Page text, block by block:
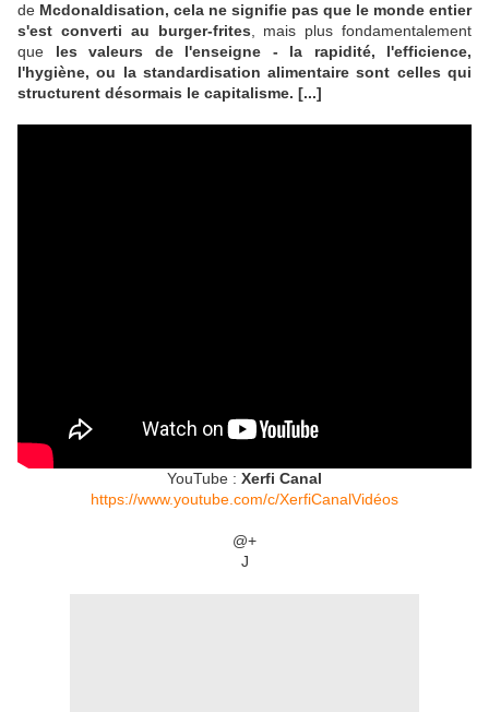
de Mcdonaldisation, cela ne signifie pas que le monde entier
s'est converti au burger-frites , mais plus fondamentalement
que les valeurs de l'enseigne - la rapidité, l'efficience,
l'hygiène, ou la standardisation alimentaire sont celles qui
structurent désormais le capitalisme. [...]
YouTube : Xerfi Canal
https://www.youtube.com/c/XerfiCanalVidéos
@+
J